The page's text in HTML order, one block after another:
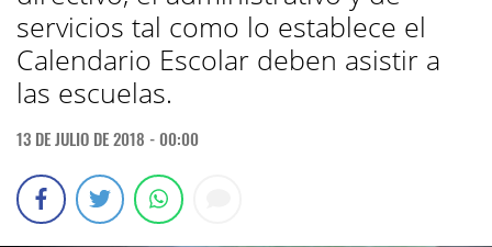
servicios tal como lo establece el
Calendario Escolar deben asistir a
las escuelas.
13 DE JULIO DE 2018 - 00:00